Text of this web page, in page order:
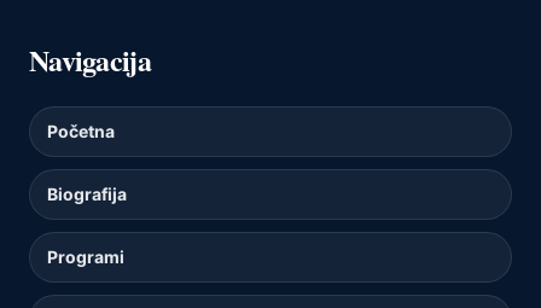
Navigacija
Početna
Biografija
Programi